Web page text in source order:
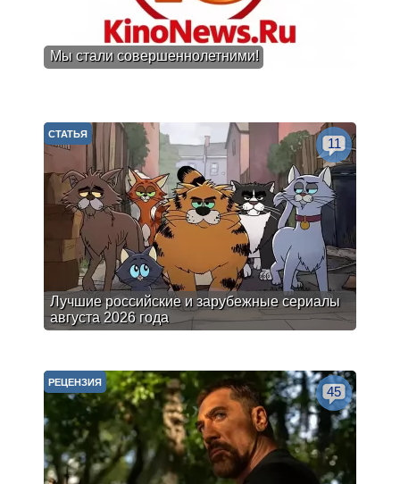
Мы стали совершеннолетними!
Лучшие российские и зарубежные сериалы
августа 2026 года
СТАТЬЯ
11
РЕЦЕНЗИЯ
45